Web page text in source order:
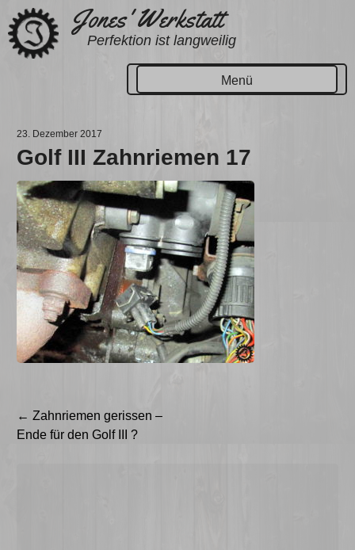
Zum
Inhalt
springen
Jones' Werkstatt
Perfektion ist langweilig
Menü
23. Dezember 2017
Golf III Zahnriemen 17
Beitragsnavigation
← Zahnriemen gerissen –
Ende für den Golf III ?